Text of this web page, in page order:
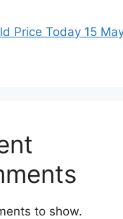
Price Today 15
to show.